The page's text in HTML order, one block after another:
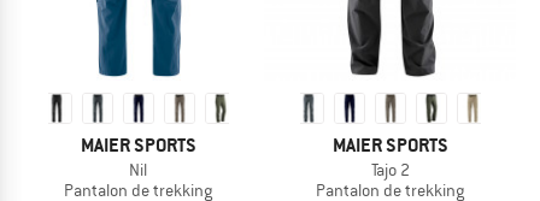
MAIER SPORTS
Nil
Pantalon de trekking
MAIER SPORTS
Tajo 2
Pantalon de trekking